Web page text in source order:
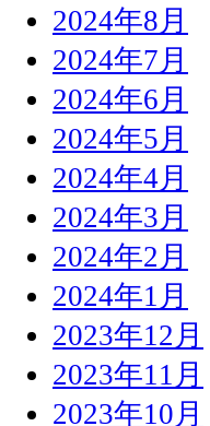
2024年8月
2024年7月
2024年6月
2024年5月
2024年4月
2024年3月
2024年2月
2024年1月
2023年12月
2023年11月
2023年10月